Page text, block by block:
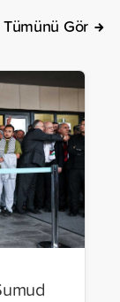
Tümünü Gör